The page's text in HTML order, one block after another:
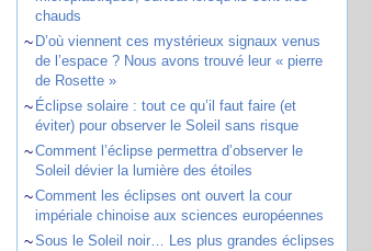
chauds
~ D’où viennent ces mystérieux signaux venus
de l’espace ? Nous avons trouvé leur « pierre
de Rosette »
~ Éclipse solaire : tout ce qu’il faut faire (et
éviter) pour observer le Soleil sans risque
~Comment l’éclipse permettra d’observer le
Soleil dévier la lumière des étoiles
~Comment les éclipses ont ouvert la cour
impériale chinoise aux sciences européennes
~Sous le Soleil noir… Les plus grandes éclipses